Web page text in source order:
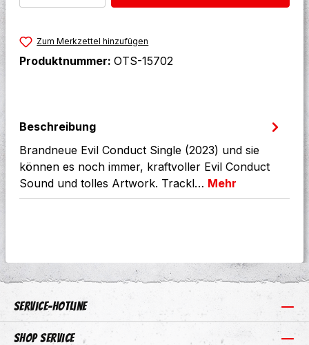
Zum Merkzettel hinzufügen
Produktnummer: OTS-15702
Beschreibung
Brandneue Evil Conduct Single (2023) und sie
können es noch immer, kraftvoller Evil Conduct
Sound und tolles Artwork. Trackl… Mehr
Service-Hotline
Shop Service